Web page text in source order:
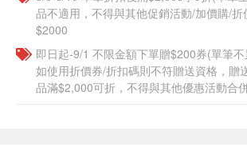
品不適用，不得與其他促銷活動/加價購/
$2000
即日起-9/1 不限金額下單贈$200券(單筆
如使用折價券/折扣碼則不符贈送資格，贈
品滿$2,000可折，不得與其他優惠活動合